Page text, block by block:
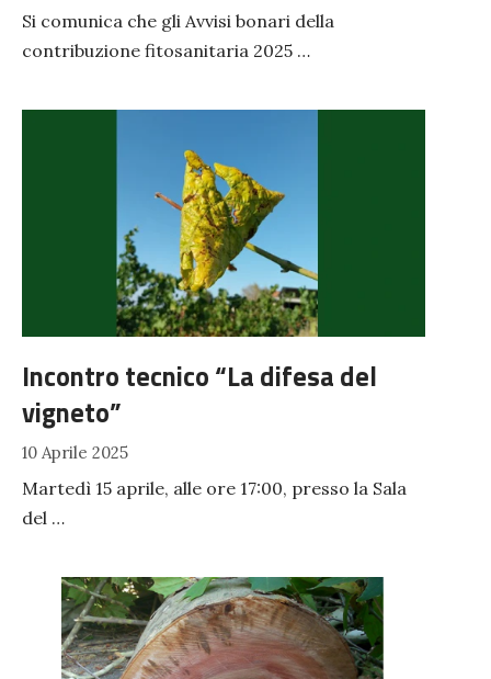
Si comunica che gli Avvisi bonari della
contribuzione fitosanitaria 2025 …
Incontro tecnico “La difesa del
vigneto”
10 Aprile 2025
Martedì 15 aprile, alle ore 17:00, presso la Sala
del …